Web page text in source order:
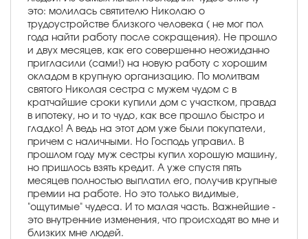
это: молилась святителю Николаю о
трудоустройстве близкого человека ( не мог пол
года найти работу после сокращения). Не прошло
и двух месяцев, как его совершенно неожиданно
пригласили (сами!) на новую работу с хорошим
окладом в крупную организацию. По молитвам
святого Николая сестра с мужем чудом с в
кратчайшие сроки купили дом с участком, правда
в ипотеку, но и то чудо, как все прошло быстро и
гладко! А ведь на этот дом уже были покупатели,
причем с наличными. Но Господь управил. В
прошлом году муж сестры купил хорошую машину,
но пришлось взять кредит. А уже спустя пять
месяцев полностью выплатил его, получив крупные
премии на работе. Но это только видимые,
"ощутимые" чудеса. И то малая часть. Важнейшие -
это внутренние изменения, что происходят во мне и
близких мне людей.